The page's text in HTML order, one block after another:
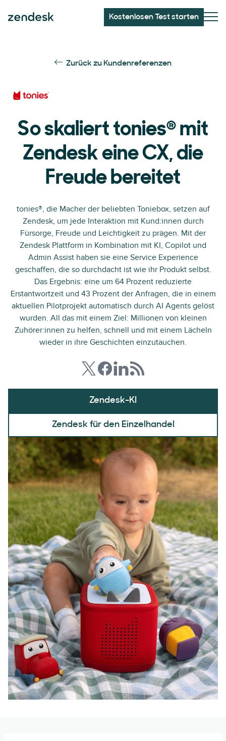
Kostenlosen Test starten
Zurück zu Kundenreferenzen
So skaliert tonies® mit
Zendesk eine CX, die
Freude bereitet
tonies®, die Macher der beliebten Toniebox, setzen auf
Zendesk, um jede Interaktion mit Kund:innen durch
Fürsorge, Freude und Leichtigkeit zu prägen. Mit der
Zendesk Plattform in Kombination mit KI, Copilot und
Admin Assist haben sie eine Service Experience
geschaffen, die so durchdacht ist wie ihr Produkt selbst.
Das Ergebnis: eine um 64 Prozent reduzierte
Erstantwortzeit und 43 Prozent der Anfragen, die in einem
aktuellen Pilotprojekt automatisch durch AI Agents gelöst
wurden. All das mit einem Ziel: Millionen von kleinen
Zuhörer:innen zu helfen, schnell und mit einem Lächeln
wieder in ihre Geschichten einzutauchen.
Zendesk-KI
Zendesk für den Einzelhandel